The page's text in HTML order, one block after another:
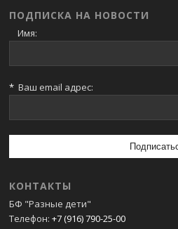
ПОДПИСКА НА НОВОСТИ
Имя:
* Ваш email адрес:
КОНТАКТЫ
БФ "Разные дети"
Телефон: +7 (916) 790-25-00